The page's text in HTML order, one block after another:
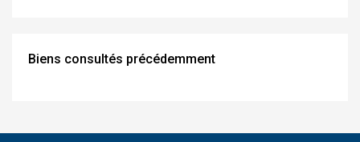
Biens consultés précédemment